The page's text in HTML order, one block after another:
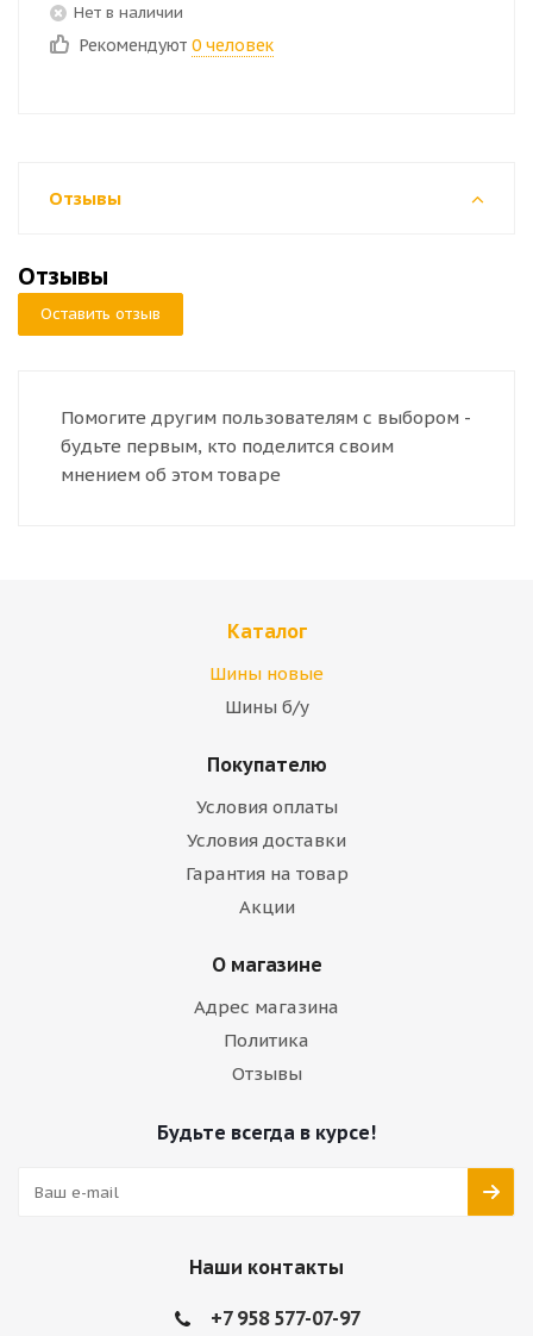
Нет в наличии
Рекомендуют 0 человек
Отзывы
Отзывы
Оставить отзыв
Помогите другим пользователям с выбором -
будьте первым, кто поделится своим
мнением об этом товаре
Каталог
Шины новые
Шины б/у
Покупателю
Условия оплаты
Условия доставки
Гарантия на товар
Акции
О магазине
Адрес магазина
Политика
Отзывы
Будьте всегда в курсе!
Наши контакты
+7 958 577-07-97